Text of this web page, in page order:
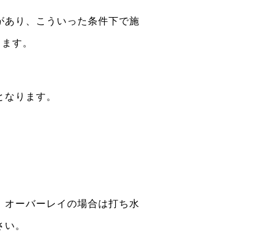
り、こういった条件下で施
す。
ります。
ーバーレイの場合は打ち水
。